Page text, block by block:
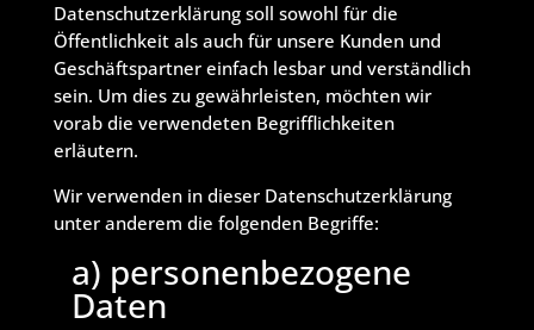
Datenschutzerklärung soll sowohl für die
Öffentlichkeit als auch für unsere Kunden und
Geschäftspartner einfach lesbar und verständlich
sein. Um dies zu gewährleisten, möchten wir
vorab die verwendeten Begrifflichkeiten
erläutern.
Wir verwenden in dieser Datenschutzerklärung
unter anderem die folgenden Begriffe:
a) personenbezogene
Daten